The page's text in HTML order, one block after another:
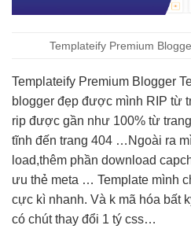
Templateify Premium
Templateify Premium Blogger
blogger đẹp được mình RIP từ
rip được gần như 100% từ
tĩnh đến trang 404 …Ngoài ra
load,thêm phần download
ưu thẻ meta … Template mình
cực kì nhanh. Và k mã hóa bất
có chút thay đổi 1 tý css…